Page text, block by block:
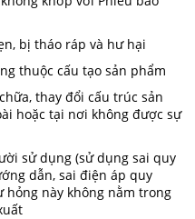
bị tháo ráp và hư hại
thuộc cấu tạo sản phẩm
thay đổi cấu trúc sản
hoặc tại nơi không được sự
sử dụng (sử dụng sai quy
dẫn, sai điện áp quy
này không nằm trong